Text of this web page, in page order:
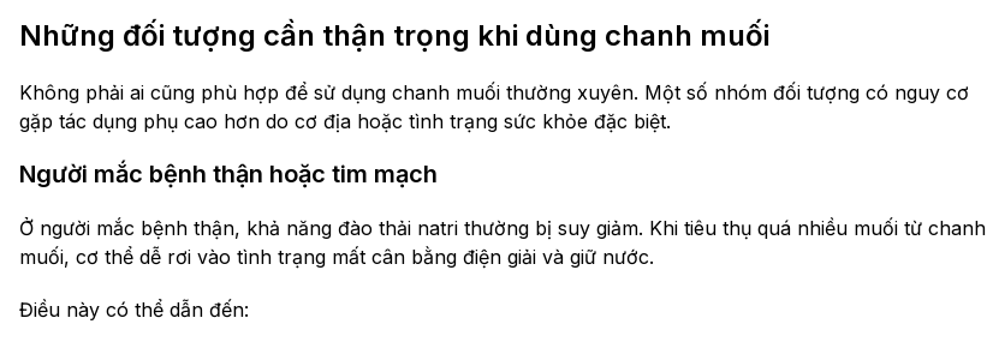
Những đối tượng cần thận trọng khi dùng chanh muối
Không phải ai cũng phù hợp để sử dụng chanh muối thường xuyên. Một số nhóm đối tượng có nguy cơ
gặp tác dụng phụ cao hơn do cơ địa hoặc tình trạng sức khỏe đặc biệt.
Người mắc bệnh thận hoặc tim mạch
Ở người mắc bệnh thận, khả năng đào thải natri thường bị suy giảm. Khi tiêu thụ quá nhiều muối từ chanh
muối, cơ thể dễ rơi vào tình trạng mất cân bằng điện giải và giữ nước.
Điều này có thể dẫn đến: